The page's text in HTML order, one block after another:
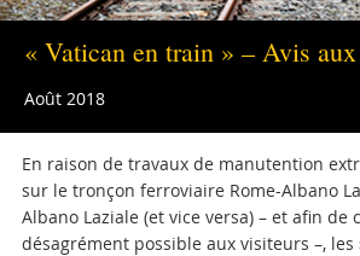
« Vatican en train » – Avis
Août 2018
En raison de travaux de manutention
sur le tronçon ferroviaire Rome-Albano
Albano Laziale (et vice versa) – et afin de
désagrément possible aux visiteurs –, les